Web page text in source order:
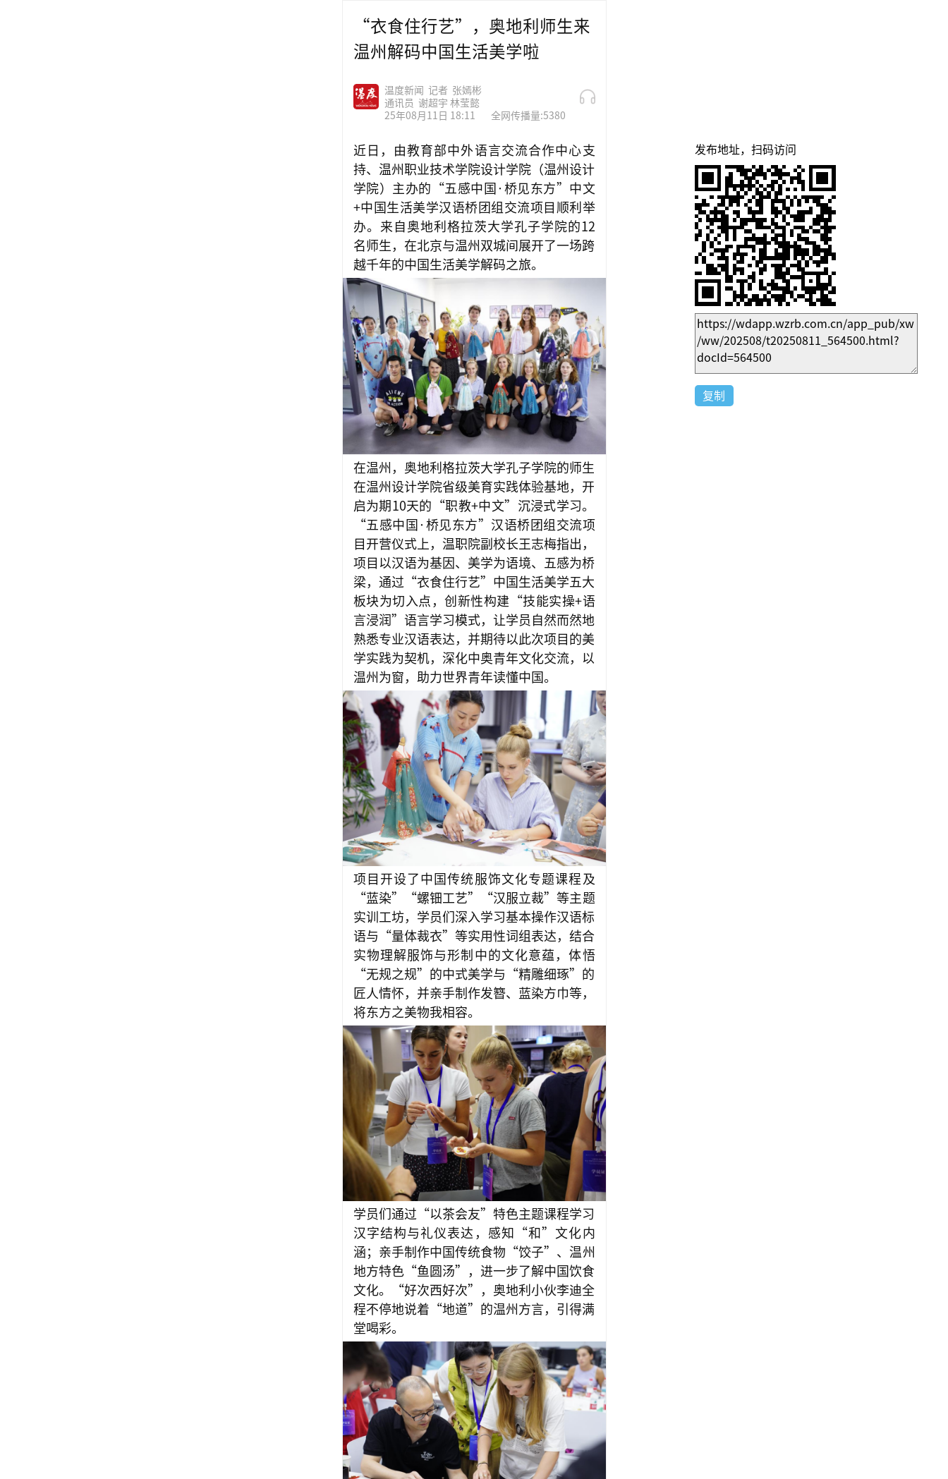
“衣食住行艺”，奥地利师生来
温州解码中国生活美学啦
温度新闻 记者 张嫣彬
通讯员 谢超宇 林莹懿
25年08月11日 18:11
全网传播量:5380
近日，由教育部中外语言交流合作中心支
持、温州职业技术学院设计学院（温州设计
学院）主办的“五感中国·桥见东方”中文
+中国生活美学汉语桥团组交流项目顺利举
办。来自奥地利格拉茨大学孔子学院的12
名师生，在北京与温州双城间展开了一场跨
越千年的中国生活美学解码之旅。
在温州，奥地利格拉茨大学孔子学院的师生
在温州设计学院省级美育实践体验基地，开
启为期10天的“职教+中文”沉浸式学习。
“五感中国·桥见东方”汉语桥团组交流项
目开营仪式上，温职院副校长王志梅指出，
项目以汉语为基因、美学为语境、五感为桥
梁，通过“衣食住行艺”中国生活美学五大
板块为切入点，创新性构建“技能实操+语
言浸润”语言学习模式，让学员自然而然地
熟悉专业汉语表达，并期待以此次项目的美
学实践为契机，深化中奥青年文化交流，以
温州为窗，助力世界青年读懂中国。
项目开设了中国传统服饰文化专题课程及
“蓝染”“螺钿工艺”“汉服立裁”等主题
实训工坊，学员们深入学习基本操作汉语标
语与“量体裁衣”等实用性词组表达，结合
实物理解服饰与形制中的文化意蕴，体悟
“无规之规”的中式美学与“精雕细琢”的
匠人情怀，并亲手制作发簪、蓝染方巾等，
将东方之美物我相容。
学员们通过“以茶会友”特色主题课程学习
汉字结构与礼仪表达，感知“和”文化内
涵；亲手制作中国传统食物“饺子”、温州
地方特色“鱼圆汤”，进一步了解中国饮食
文化。“好次西好次”，奥地利小伙李迪全
程不停地说着“地道”的温州方言，引得满
堂喝彩。